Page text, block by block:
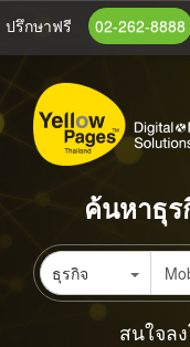
ข้าม
เนื้อหา
หลัก
ปรึกษาฟรี 02-262-8888
ค้นหาธุ
ธุรกิจ
สนใจล